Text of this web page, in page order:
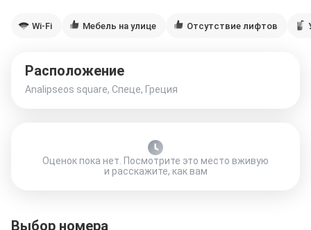
Wi-Fi Мебель на улице Отсутствие лифтов
Расположение
Analipseos square, Спеце, Греция
Оценок пока нет. Посмотрите это место вживую
и расскажите, как вам
Выбор номера